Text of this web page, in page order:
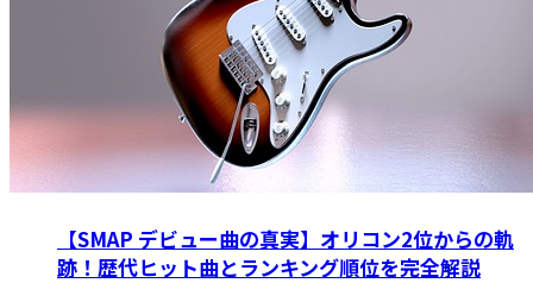
【SMAP デビュー曲の真実】オリコン2位からの軌
跡！歴代ヒット曲とランキング順位を完全解説